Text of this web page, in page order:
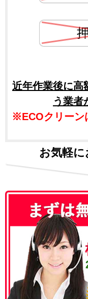
近年作業後に高
う業者
※ECOクリーン
お気軽に